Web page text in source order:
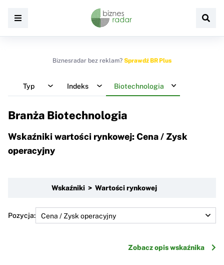
Biznesradar bez reklam? Sprawdź BR Plus
Typ Indeks Biotechnologia
Branża Biotechnologia
Wskaźniki wartości rynkowej: Cena / Zysk
operacyjny
Wskaźniki > Wartości rynkowej
Pozycja:
Zobacz opis wskaźnika